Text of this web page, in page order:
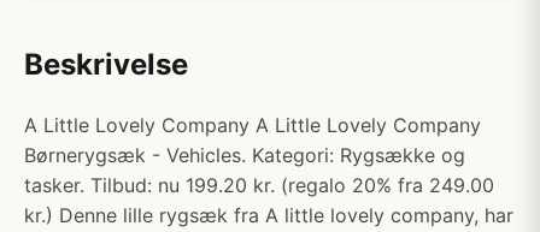
Beskrivelse
A Little Lovely Company A Little Lovely Company
Børnerygsæk - Vehicles. Kategori: Rygsække og
tasker. Tilbud: nu 199.20 kr. (regalo 20% fra 249.00
kr.) Denne lille rygsæk fra A little lovely company, har